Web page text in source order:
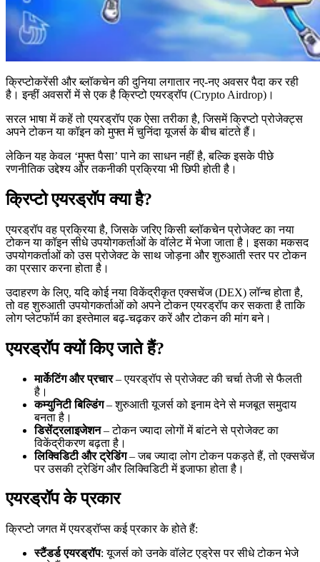
क्रिप्टोकरेंसी और ब्लॉकचेन की दुनिया लगातार नए-नए अवसर पैदा कर रही
है। इन्हीं अवसरों में से एक है क्रिप्टो एयरड्रॉप (Crypto Airdrop)।
सरल भाषा में कहें तो एयरड्रॉप एक ऐसा तरीका है, जिसमें क्रिप्टो प्रोजेक्ट्स
अपने टोकन या कॉइन को मुफ्त में चुनिंदा यूजर्स के बीच बांटते हैं।
लेकिन यह केवल ‘मुफ्त पैसा’ पाने का साधन नहीं है, बल्कि इसके पीछे
रणनीतिक उद्देश्य और तकनीकी प्रक्रिया भी छिपी होती है।
क्रिप्टो एयरड्रॉप क्या है?
एयरड्रॉप वह प्रक्रिया है, जिसके जरिए किसी ब्लॉकचेन प्रोजेक्ट का नया
टोकन या कॉइन सीधे उपयोगकर्ताओं के वॉलेट में भेजा जाता है। इसका मकसद
उपयोगकर्ताओं को उस प्रोजेक्ट के साथ जोड़ना और शुरुआती स्तर पर टोकन
का प्रसार करना होता है।
उदाहरण के लिए, यदि कोई नया विकेंद्रीकृत एक्सचेंज (DEX) लॉन्च होता है,
तो वह शुरुआती उपयोगकर्ताओं को अपने टोकन एयरड्रॉप कर सकता है ताकि
लोग प्लेटफॉर्म का इस्तेमाल बढ़-चढ़कर करें और टोकन की मांग बने।
एयरड्रॉप क्यों किए जाते हैं?
मार्केटिंग और प्रचार– एयरड्रॉप से प्रोजेक्ट की चर्चा तेजी से फैलती
है।
कम्युनिटी बिल्डिंग– शुरुआती यूजर्स को इनाम देने से मजबूत समुदाय
बनता है।
डिसेंट्रलाइजेशन– टोकन ज्यादा लोगों में बांटने से प्रोजेक्ट का
विकेंद्रीकरण बढ़ता है।
लिक्विडिटी और ट्रेडिंग– जब ज्यादा लोग टोकन पकड़ते हैं, तो एक्सचेंज
पर उसकी ट्रेडिंग और लिक्विडिटी में इजाफा होता है।
एयरड्रॉप के प्रकार
क्रिप्टो जगत में एयरड्रॉप्स कई प्रकार के होते हैं:
स्टैंडर्ड एयरड्रॉप: यूजर्स को उनके वॉलेट एड्रेस पर सीधे टोकन भेजे